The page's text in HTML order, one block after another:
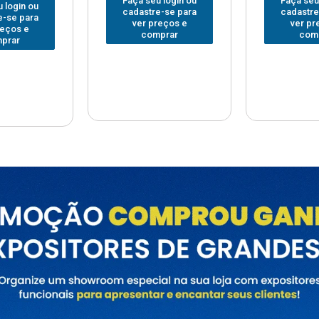
se para
e
cadastre-se para
ver preços e
comprar
ver